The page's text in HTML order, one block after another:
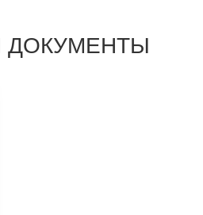
ДОКУМЕНТЫ